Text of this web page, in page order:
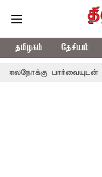
தமிழகம் தேசியம்
பார்வையுடன் கூடிய